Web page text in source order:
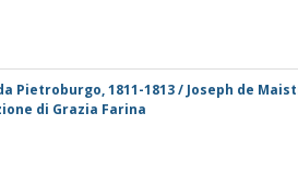
Pietroburgo, 1811-1813 / Joseph de
di Grazia Farina